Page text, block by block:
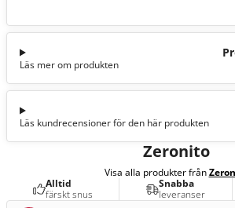
Läs mer om produkten
Läs kundrecensioner för den här produkten
Zeronito
Visa alla produkter från
Alltid
färskt snus
Snabba
leveranser